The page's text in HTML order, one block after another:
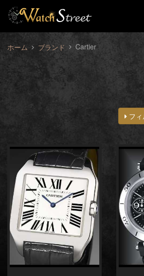
ホーム ブランド Cartier
フ